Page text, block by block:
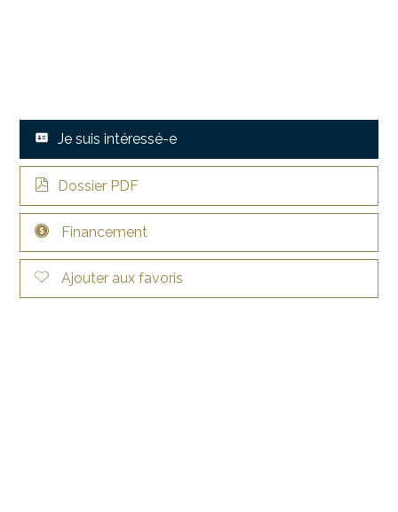
Je suis intéressé-e
Dossier PDF
Financement
Ajouter aux favoris